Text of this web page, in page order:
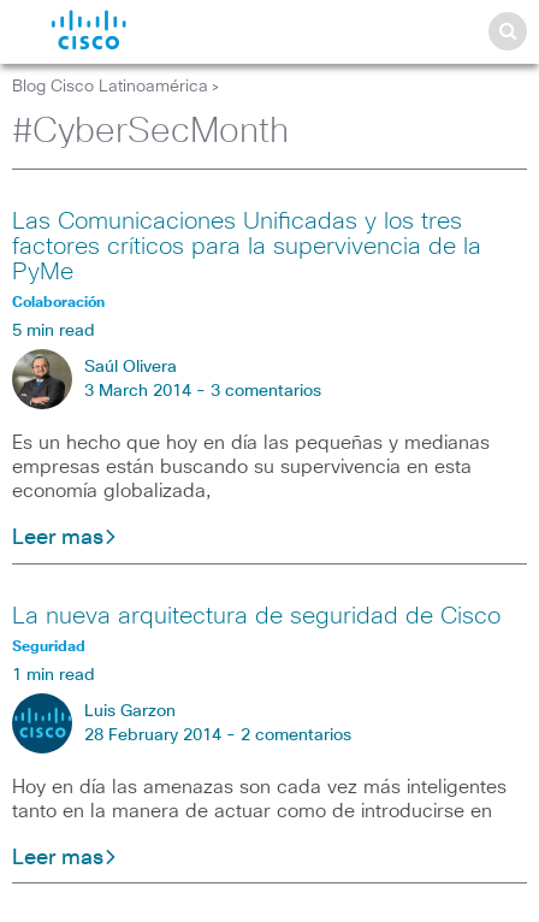
Blog Cisco Latinoamérica >
#CyberSecMonth
Las Comunicaciones Unificadas y los tres
factores críticos para la supervivencia de la
PyMe
Colaboración
5 min read
Saúl Olivera
3 March 2014 - 3 comentarios
Es un hecho que hoy en día las pequeñas y medianas
empresas están buscando su supervivencia en esta
economía globalizada,
Leer mas
La nueva arquitectura de seguridad de Cisco
Seguridad
1 min read
Luis Garzon
28 February 2014 - 2 comentarios
Hoy en día las amenazas son cada vez más inteligentes
tanto en la manera de actuar como de introducirse en
Leer mas